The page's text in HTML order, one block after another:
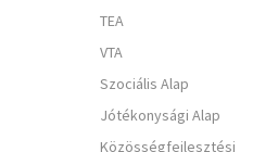
TEA
VTA
Szociális Alap
Jótékonysági Alap
Közösségfejlesztési